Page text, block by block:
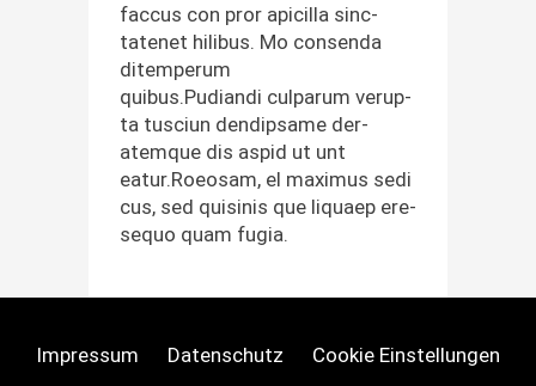
fac­cus con pror api­cil­la sinc­
tatenet hilibus. Mo con­sen­da
ditemperum
quibus.Pudiandi cul­parum verup­
ta tus­ci­un dendip­same der­
atemque dis aspid ut unt
eatur.Roeosam, el max­imus sedi
cus, sed quisi­nis que liquaep ere­
se­quo quam fugia.
Impressum Datenschutz Cookie Einstellungen